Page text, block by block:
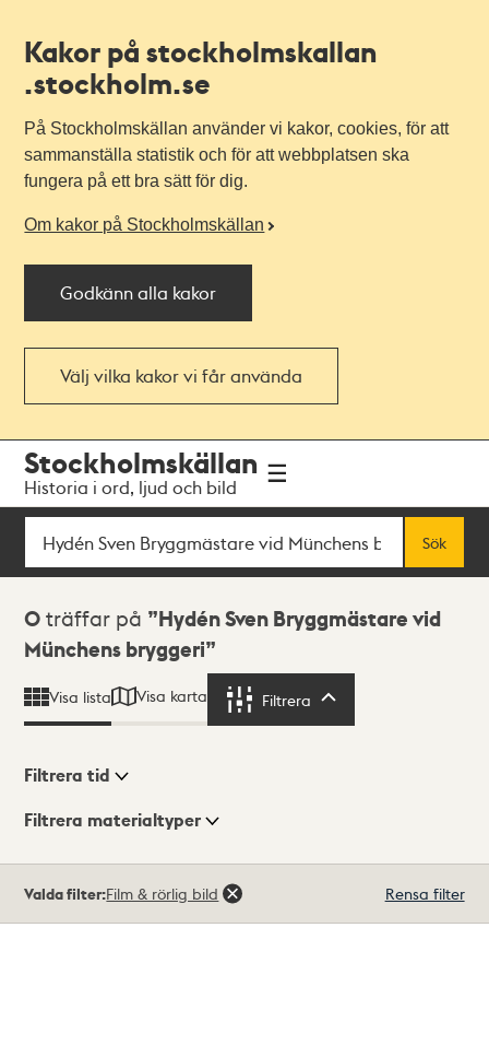
Kakor på stockholmskallan
.stockholm.se
På Stockholmskällan använder vi kakor, cookies, för att
sammanställa statistik och för att webbplatsen ska
fungera på ett bra sätt för dig.
Om kakor på Stockholmskällan
Godkänn alla kakor
Välj vilka kakor vi får använda
navigationen
huvudinnehållet
Stockholmskällan
Historia i ord, ljud och bild
Sök
Sök
Sökresultat
0 träffar på
Hydén Sven Bryggmästare vid
Münchens bryggeri
Visa lista Visa karta Filtrera
Visningsläge
Filtrera tid
Filtrera materialtyper
träffar
Valda filter:Film & rörlig bild Rensa filter